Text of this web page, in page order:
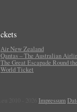
Air New Zealand
Qantas – The Australian
The Great Escapade Round the
World Ticket
Impressum